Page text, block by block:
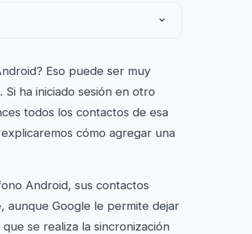
Eso puede ser muy
ha iniciado sesión en otro
todos los contactos de esa
cómo agregar una
Android, sus contactos
aunque Google le permite dejar
se realiza la sincronización